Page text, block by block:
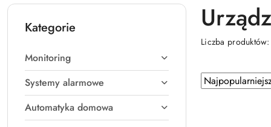
Kategorie
Monitoring
Systemy alarmowe
Automatyka domowa
Liczba produktów:
Zastosowano sortowanie: Najpopularniejsze.
Sortuj
według